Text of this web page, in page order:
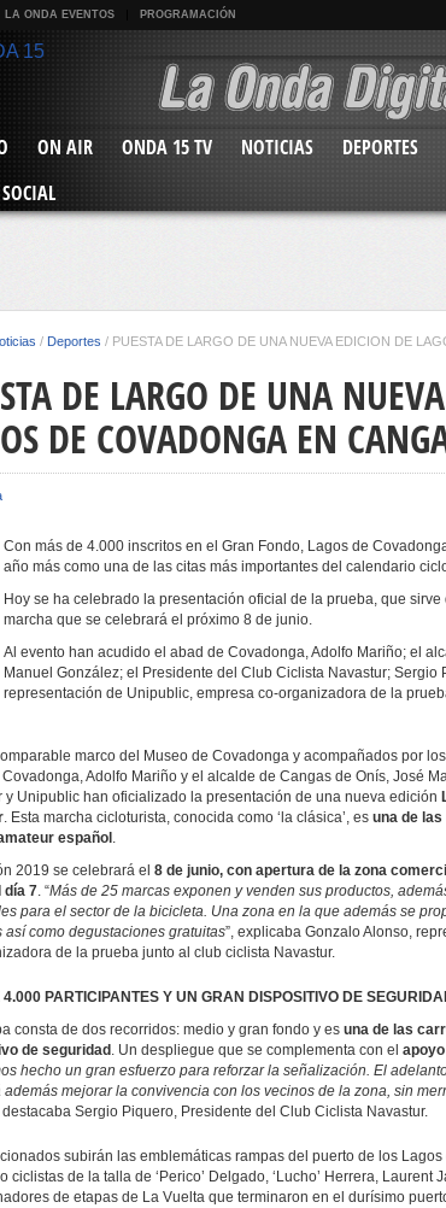
LA ONDA EVENTOS PROGRAMACIÓN
ON AIR ONDA 15 TV NOTICIAS DEPORTES
/ Deportes / PUESTA DE LARGO DE UNA NUEVA EDICIÓN DE
DE LARGO DE UNA
DE COVADONGA EN
Con más de 4.000 inscritos en el Gran Fondo, Lagos de
año más como una de las citas más importantes del calendario
Hoy se ha celebrado la presentación oficial de la prueba, que
marcha que se celebrará el próximo 8 de junio.
Al evento han acudido el abad de Covadonga, Adolfo Mariño; el
Manuel González; el Presidente del Club Ciclista Navastur; Sergio
representación de Unipublic, empresa co-organizadora de la
marco del Museo de Covadonga y acompañados por
Adolfo Mariño y el alcalde de Cangas de Onís, José
y Unipublic han oficializado la presentación de una nueva edición
. Esta marcha cicloturista, conocida como ‘la clásica’, es una de
español .
2019 se celebrará el 8 de junio, con apertura de la zona
día 7. “Más de 25 marcas exponen y venden sus productos,
para el sector de la bicicleta. Una zona en la que además se
así como degustaciones gratuitas”, explicaba Gonzalo Alonso,
de la prueba junto al club ciclista Navastur.
4.000 PARTICIPANTES Y UN GRAN DISPOSITIVO DE
consta de dos recorridos: medio y gran fondo y es una de las
de seguridad . Un despliegue que se complementa con el
hecho un gran esfuerzo para reforzar la señalización. El
además mejorar la convivencia con los vecinos de la zona, sin
destacaba Sergio Piquero, Presidente del Club Ciclista Navastur.
subirán las emblemáticas rampas del puerto de los
ciclistas de la talla de ‘Perico’ Delgado, ‘Lucho’ Herrera, Laurent
de etapas de La Vuelta que terminaron en el durísimo